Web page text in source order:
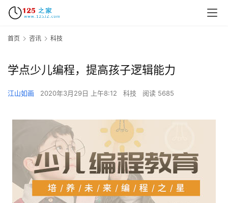
首页 咨讯 科技
学点少儿编程，提高孩子逻辑能力
江山如画 2020年3月29日 上午8:12 科技 阅读 5685